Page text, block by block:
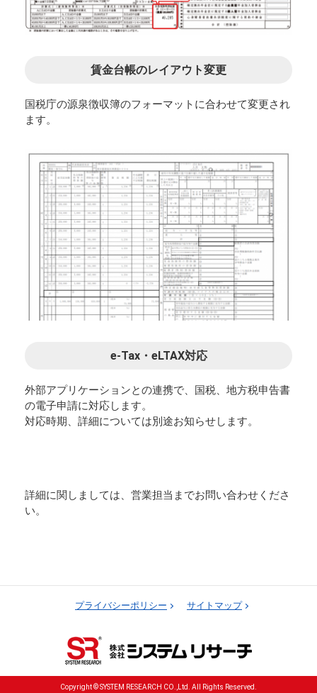
賃金台帳のレイアウト変更
国税庁の源泉徴収簿のフォーマットに合わせて変更され
ます。
e-Tax・eLTAX対応
外部アプリケーションとの連携で、国税、地方税申告書
の電子申請に対応します。
対応時期、詳細については別途お知らせします。
詳細に関しましては、営業担当までお問い合わせくださ
い。
プライバシーポリシー サイトマップ
Copyright © SYSTEM RESEARCH CO.,Ltd. All Rights Reserved.